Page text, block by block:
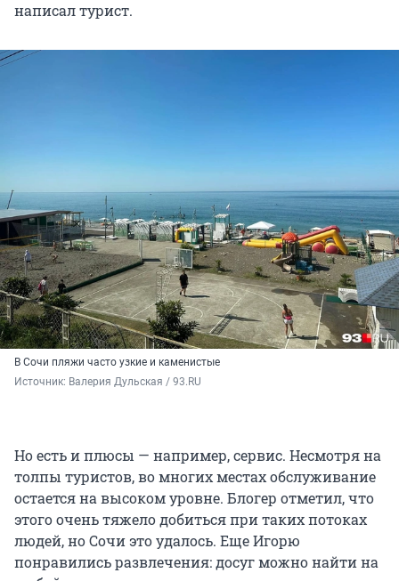
написал турист.
В Сочи пляжи часто узкие и каменистые
Источник: Валерия Дульская / 93.RU
Но есть и плюсы — например, сервис. Несмотря на
толпы туристов, во многих местах обслуживание
остается на высоком уровне. Блогер отметил, что
этого очень тяжело добиться при таких потоках
людей, но Сочи это удалось. Еще Игорю
понравились развлечения: досуг можно найти на